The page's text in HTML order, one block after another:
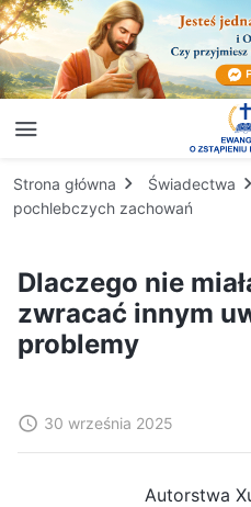
Strona główna Świadectwa
pochlebczych zachowań
Dlaczego nie
zwracać innym
problemy
30 września 2025
Autorstwa